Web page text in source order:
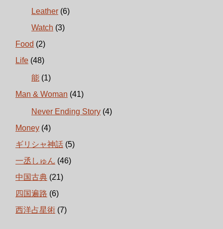
Leather (6)
Watch (3)
Food (2)
Life (48)
能 (1)
Man & Woman (41)
Never Ending Story (4)
Money (4)
ギリシャ神話 (5)
一丞しゅん (46)
中国古典 (21)
四国遍路 (6)
西洋占星術 (7)